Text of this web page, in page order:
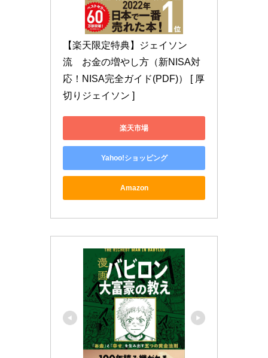
【楽天限定特典】ジェイソン
流　お金の増やし方（新NISA対
応！NISA完全ガイド(PDF)） [ 厚
切りジェイソン ]
楽天市場
Yahoo!ショッピング
Amazon